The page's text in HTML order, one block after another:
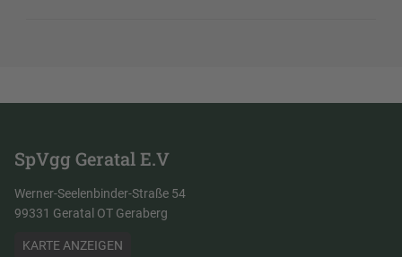
SpVgg Geratal E.V
Werner-Seelenbinder-Straße 54
99331 Geratal OT Geraberg
KARTE ANZEIGEN